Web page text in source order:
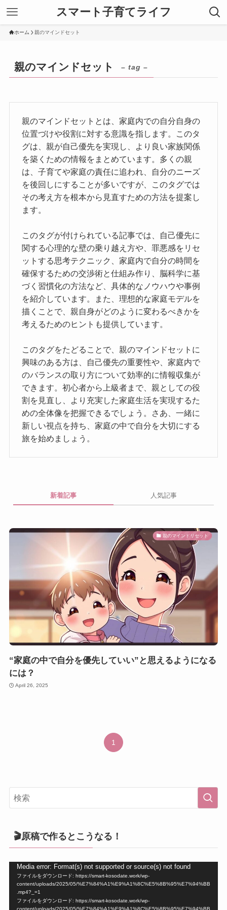
スマート子育てライフ
ホーム 親のマインドセット
親のマインドセット – tag –
親のマインドセットとは、家庭内での自分自身の
位置づけや役割に対する意識を指します。このタ
グは、親が自己優先を実現し、より良い家族関係
を築くための情報をまとめています。多くの親
は、子育てや家庭の責任に追われ、自分のニーズ
を後回しにすることが多いですが、このタグでは
その考え方を根本から見直すための方法を提案し
ます。
このタグが付けられている記事では、自己優先に
関する心理的な壁の乗り越え方や、罪悪感をリセ
ットする思考テクニック、家庭内で自分の時間を
確保するための交渉術と仕組み作り、脳科学に基
づく習慣化の方法など、具体的なノウハウや事例
を紹介しています。また、理想的な家庭モデルを
描くことで、親自身がどのように変わるべきかを
考えるためのヒントも提供しています。
このタグをたどることで、親のマインドセットに
興味のある方は、自己優先の重要性や、家庭内で
のバランスの取り方について効率的に情報収集が
できます。初心者から上級者まで、親としての役
割を見直し、より充実した家庭生活を実現するた
めの全体像を把握できるでしょう。さあ、一緒に
新しい視点を持ち、家庭の中で自分を大切にする
旅を始めましょう。
新着記事 人気記事
親のマインドリセット
“家庭の中で自分を優先していい”と思えるようになる
には？
April 26, 2025
1
🎬原稿で作るとこうなる！
Media error: Format(s) not supported or source(s) not found
ファイルをダウンロード: https://smart-kosodate.work/wp-
content/uploads/2025/05/%E7%84%A1%E9%A1%8C%E5%8B%95%E7%94%BB
.mp4?_=1
ファイルをダウンロード: https://smart-kosodate.work/wp-
content/uploads/2025/05/%E7%84%A1%E9%A1%8C%E5%8B%95%E7%94%BB